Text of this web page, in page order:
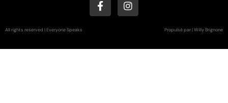
All rights reserved | Everyone Speaks Propulsé par | Willy Brignone